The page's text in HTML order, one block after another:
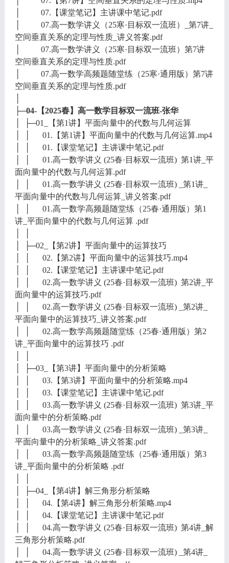
│ 07.【课堂笔记】主讲课中笔记.pdf
│ 07.高一数学讲义（25寒·目标双一流班）_第7讲_
空间垂直关系的定理与性质_讲义答案.pdf
│ 07.高一数学讲义（25寒·目标双一流班）第7讲
空间垂直关系的定理与性质.pdf
│ 07.高一数学高频题随堂练（25寒·通用版）第7讲
空间垂直关系的定理与性质.pdf
├─04-【2025春】高一数学目标双一流班-张华
│ ├─01_【第1讲】平面向量中的代数与几何运算
│ │ 01.【第1讲】平面向量中的代数与几何运算.mp4
│ │ 01.【课堂笔记】主讲课中笔记.pdf
│ │ 01.高一数学讲义 (25春·目标双一流班) 第1讲_平
面向量中的代数与几何运算.pdf
│ │ 01.高一数学讲义 (25春·目标双一流班) _第1讲_
平面向量中的代数与几何运算_讲义答案.pdf
│ │ 01.高一数学高频题随堂练（25春·通用版）第1
讲_平面向量中的代数与几何运算 .pdf
│ ├─02_【第2讲】平面向量中的运算技巧
│ │ 02.【第2讲】平面向量中的运算技巧.mp4
│ │ 02.【课堂笔记】主讲课中笔记.pdf
│ │ 02.高一数学讲义 (25春·目标双一流班) 第2讲_平
面向量中的运算技巧.pdf
│ │ 02.高一数学讲义 (25春·目标双一流班) _第2讲_
平面向量中的运算技巧_讲义答案.pdf
│ │ 02.高一数学高频题随堂练（25春·通用版）第2
讲_平面向量中的运算技巧 .pdf
│ ├─03_【第3讲】平面向量中的分析策略
│ │ 03.【第3讲】平面向量中的分析策略.mp4
│ │ 03.【课堂笔记】主讲课中笔记.pdf
│ │ 03.高一数学讲义 (25春·目标双一流班) 第3讲_平
面向量中的分析策略.pdf
│ │ 03.高一数学讲义 (25春·目标双一流班) _第3讲_
平面向量中的分析策略_讲义答案.pdf
│ │ 03.高一数学高频题随堂练（25春·通用版）第3
讲_平面向量中的分析策略 .pdf
│ ├─04_【第4讲】解三角形分析策略
│ │ 04.【第4讲】解三角形分析策略.mp4
│ │ 04.【课堂笔记】主讲课中笔记.pdf
│ │ 04.高一数学讲义 (25春·目标双一流班) 第4讲_解
三角形分析策略.pdf
│ │ 04.高一数学讲义 (25春·目标双一流班) _第4讲_